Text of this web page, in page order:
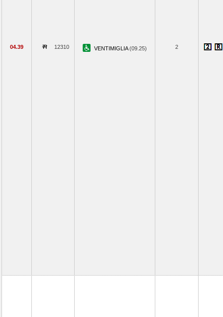
04.39 12310 VENTIMIGLIA(09.25) 2